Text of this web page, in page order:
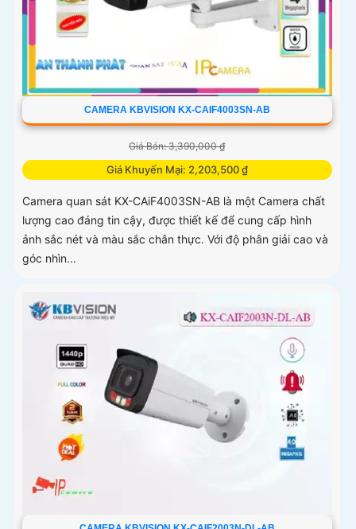
CAMERA KBVISION KX-CAIF4003SN-AB
Giá Bán: 3,390,000 ₫
Giá Khuyến Mại: 2,203,500 ₫
Camera quan sát KX-CAiF4003SN-AB là một Camera chất
lượng cao đáng tin cậy, được thiết kế để cung cấp hình
ảnh sắc nét và màu sắc chân thực. Với độ phân giải cao và
góc nhìn...